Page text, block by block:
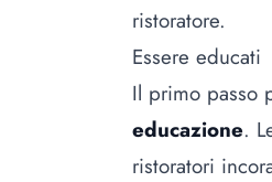
ristoratore.
Essere educati
Il primo passo
educazione.
ristoratori